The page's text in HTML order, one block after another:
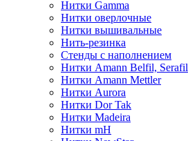
Нитки Gamma
Нитки оверлочные
Нитки вышивальные
Нить-резинка
Стенды с наполнением
Нитки Amann Belfil, Serafil
Нитки Amann Mettler
Нитки Aurora
Нитки Dor Tak
Нитки Madeira
Нитки mH